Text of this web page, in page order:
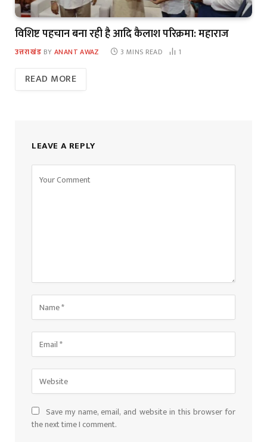
विशिष्ट पहचान बना रही है आदि कैलाश परिक्रमा: महाराज
उत्तराखंड BY ANANT AWAZ 3 MINS READ 1
READ MORE
LEAVE A REPLY
Save my name, email, and website in this browser for
the next time I comment.